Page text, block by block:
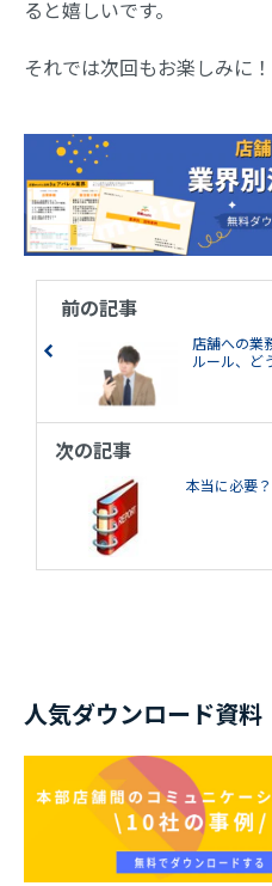
ると嬉しいです。
それでは次回もお楽しみに！
前の記事
店舗への業
ルール、ど
次の記事
本当に必要
人気ダウンロード資料